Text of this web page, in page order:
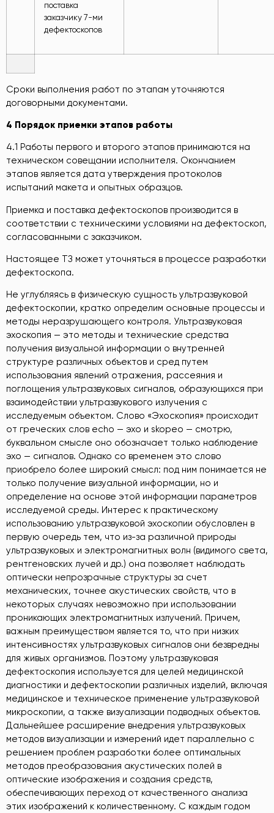
поставка
заказчику 7-ми
дефектоскопов
Сроки выполнения работ по этапам уточняются
договорными документами.
4 Порядок приемки этапов работы
4.1 Работы первого и второго этапов принимаются на
техническом совещании исполнителя. Окончанием
этапов является дата утверждения протоколов
испытаний макета и опытных образцов.
Приемка и поставка дефектоскопов производится в
соответствии с техническими условиями на дефектоскоп,
согласованными с заказчиком.
Настоящее ТЗ может уточняться в процессе разработки
дефектоскопа.
Не углубляясь в физическую сущность ультразвуковой
дефектоскопии, кратко определим основные процессы и
методы неразрушающего контроля. Ультразвуковая
эхоскопия — это методы и технические средства
получения визуальной информации о внутренней
структуре различных объектов и сред путем
использования явлений отражения, рассеяния и
поглощения ультразвуковых сигналов, образующихся при
взаимодействии ультразвукового излучения с
исследуемым объектом. Слово «Эхоскопия» происходит
от греческих слов echo — эхо и skopeo — смотрю,
буквальном смысле оно обозначает только наблюдение
эхо — сигналов. Однако со временем это слово
приобрело более широкий смысл: под ним понимается не
только получение визуальной информации, но и
определение на основе этой информации параметров
исследуемой среды. Интерес к практическому
использованию ультразвуковой эхоскопии обусловлен в
первую очередь тем, что из-за различной природы
ультразвуковых и электромагнитных волн (видимого света,
рентгеновских лучей и др.) она позволяет наблюдать
оптически непрозрачные структуры за счет
механических, точнее акустических свойств, что в
некоторых случаях невозможно при использовании
проникающих электромагнитных излучений. Причем,
важным преимуществом является то, что при низких
интенсивностях ультразвуковых сигналов они безвредны
для живых организмов. Поэтому ультразвуковая
дефектоскопия используется для целей медицинской
диагностики и дефектоскопии различных изделий, включая
медицинское и техническое применение ультразвуковой
микроскопии, а также визуализации подводных объектов.
Дальнейшее расширение внедрения ультразвуковых
методов визуализации и измерений идет параллельно с
решением проблем разработки более оптимальных
методов преобразования акустических полей в
оптические изображения и создания средств,
обеспечивающих переход от качественного анализа
этих изображений к количественному. С каждым годом